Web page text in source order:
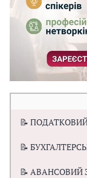
📝
📝
📝 АВАНСОВИЙ